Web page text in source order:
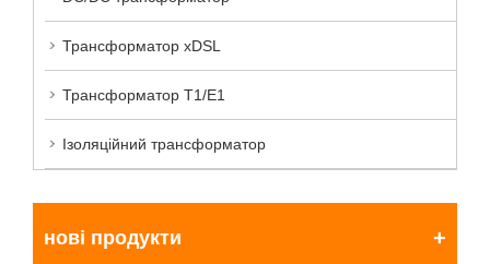
Трансформатор xDSL
Трансформатор T1/E1
Ізоляційний трансформатор
нові продукти